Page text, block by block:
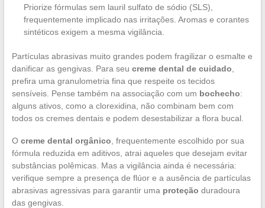
Priorize fórmulas sem lauril sulfato de sódio (SLS),
frequentemente implicado nas irritações. Aromas e corantes
sintéticos exigem a mesma vigilância.
Partículas abrasivas muito grandes podem fragilizar o esmalte e
danificar as gengivas. Para seu creme dental de cuidado
prefira uma granulometria fina que respeite os tecidos
sensíveis. Pense também na associação com um bochecho:
alguns ativos, como a clorexidina, não combinam bem com
todos os cremes dentais e podem desestabilizar a flora bucal.
O creme dental orgânico , frequentemente escolhido por sua
fórmula reduzida em aditivos, atrai aqueles que desejam evitar
substâncias polêmicas. Mas a vigilância ainda é necessária:
verifique sempre a presença de flúor e a ausência de partículas
abrasivas agressivas para garantir uma proteção duradoura
das gengivas.